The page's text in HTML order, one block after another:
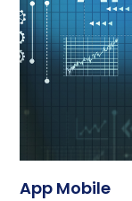
App Mobile